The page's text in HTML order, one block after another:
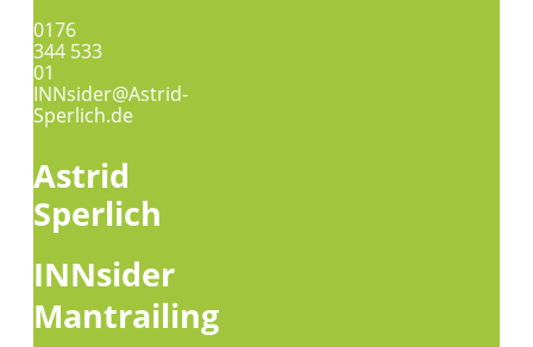
0176
344 533
01
INNsider@Astrid-
Sperlich.de
Astrid
Sperlich
INNsider
Mantrailing